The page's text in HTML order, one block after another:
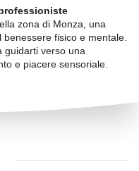
zona di Monza, una
fisico e mentale.
guidarti verso una
e piacere sensoriale.